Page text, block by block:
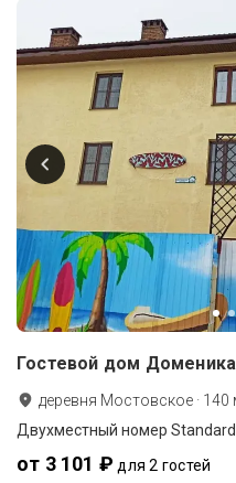
Гостевой дом
деревня Мостовское · 140
Двухместный номер
от 3 101 ₽ для 2 гостей